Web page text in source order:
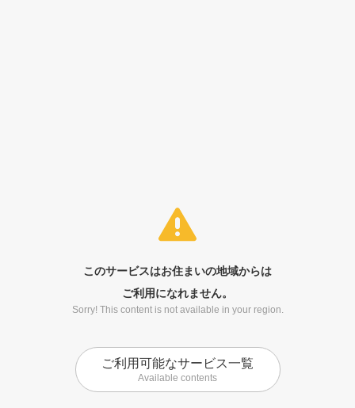
このサービスはお住まいの地域からは
ご利用になれません。
Sorry! This content is not available in your region.
ご利用可能なサービス一覧
Available contents